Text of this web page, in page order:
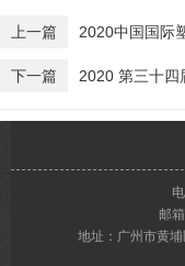
上一篇 2020中国国际塑料
下一篇 2020 第三十四
邮
地址：广州市黄